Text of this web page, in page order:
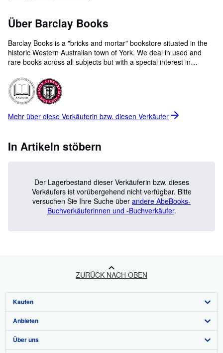
Über Barclay Books
Barclay Books is a "bricks and mortar" bookstore situated in the
historic Western Australian town of York. We deal in used and
rare books across all subjects but with a special interest in
have over 40,000 books in stock at any time of which only a small
amount are listed. If you cannot find what you are looking for on
our ABE listing than please feel free to inquire via email
Mehr über diese Verkäuferin bzw. diesen Verkäufer
In Artikeln stöbern
Der Lagerbestand dieser Verkäuferin bzw. dieses
Verkäufers ist vorübergehend nicht verfügbar. Bitte
versuchen Sie Ihre Suche über andere AbeBooks-
Buchverkäuferinnen und -Buchverkäufer.
ZURÜCK NACH OBEN
Kaufen
Detailsuche
Sammlungen
Anbieten
Verkäufer werden
Über uns